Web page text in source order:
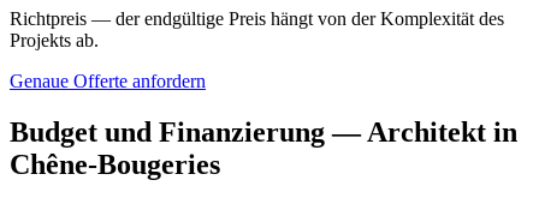
Richtpreis — der endgültige Preis hängt von der Komplexität des
Projekts ab.
Genaue Offerte anfordern
Budget und Finanzierung — Architekt in
Chêne-Bougeries